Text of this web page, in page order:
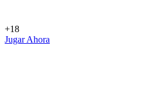
+18
Jugar Ahora